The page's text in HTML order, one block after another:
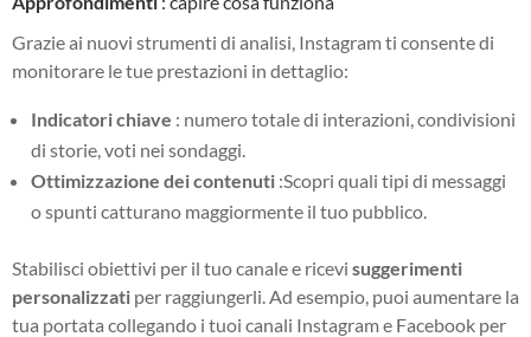
Grazie ai nuovi strumenti di analisi, Instagram ti consente di
monitorare le tue prestazioni in dettaglio:
Indicatori chiave : numero totale di interazioni, condivisioni
di storie, voti nei sondaggi.
Ottimizzazione dei contenuti :Scopri quali tipi di messaggi
o spunti catturano maggiormente il tuo pubblico.
Stabilisci obiettivi per il tuo canale e ricevi suggerimenti
personalizzati per raggiungerli. Ad esempio, puoi aumentare la
tua portata collegando i tuoi canali Instagram e Facebook per